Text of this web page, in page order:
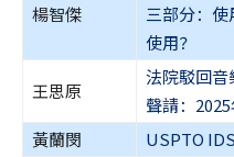
楊智傑
三部分：
使用？
王思原
法院駁回
聲請：
黃蘭閔
USPTO